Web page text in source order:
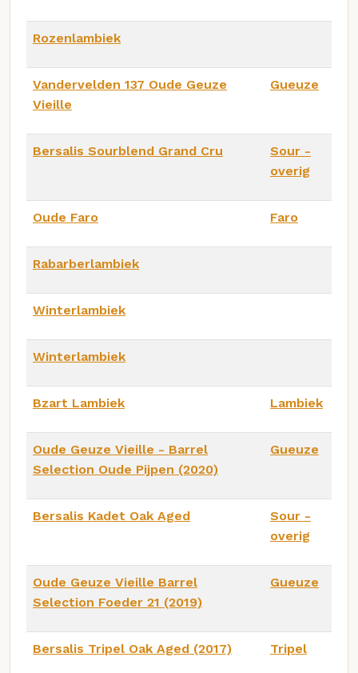
Rozenlambiek
Vandervelden 137 Oude Geuze
Vieille
Gueuze
Bersalis Sourblend Grand Cru
Sour -
overig
Oude Faro Faro
Rabarberlambiek
Winterlambiek
Winterlambiek
Bzart Lambiek Lambiek
Oude Geuze Vieille - Barrel
Selection Oude Pijpen (2020)
Gueuze
Bersalis Kadet Oak Aged
Sour -
overig
Oude Geuze Vieille Barrel
Selection Foeder 21 (2019)
Gueuze
Bersalis Tripel Oak Aged (2017) Tripel